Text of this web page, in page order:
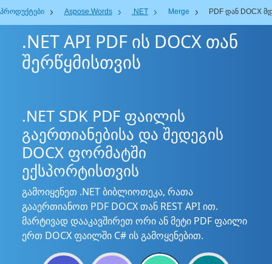
პროდუქტები Aspose.Words .NET Merge PDF დან DOCX
.NET API PDF ის DOCX თან
შერწყმისთვის
.NET SDK PDF ფაილის
გაერთიანებისა და შედეგის
DOCX ფორმატში
ექსპორტისთვის
გამოიყენეთ .NET ბიბლიოთეკა, რათა
გააერთიანოთ PDF DOCX თან REST API ით.
მარტივად დააკავშირეთ ორი ან მეტი PDF ფაილი
ერთ DOCX ფაილში C# ის გამოყენებით.